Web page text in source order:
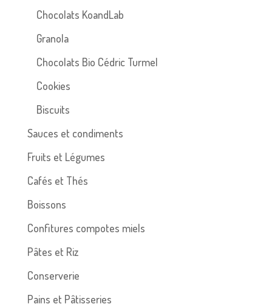
Chocolats KoandLab
Granola
Chocolats Bio Cédric Turmel
Cookies
Biscuits
Sauces et condiments
Fruits et Légumes
Cafés et Thés
Boissons
Confitures compotes miels
Pâtes et Riz
Conserverie
Pains et Pâtisseries